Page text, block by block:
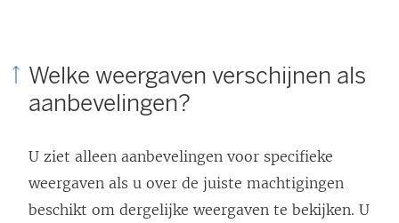
Welke weergaven verschijnen als
aanbevelingen?
U ziet alleen aanbevelingen voor specifieke
weergaven als u over de juiste machtigingen
beschikt om dergelijke weergaven te bekijken. U